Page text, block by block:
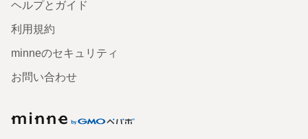
ヘルプとガイド
利用規約
minneのセキュリティ
お問い合わせ